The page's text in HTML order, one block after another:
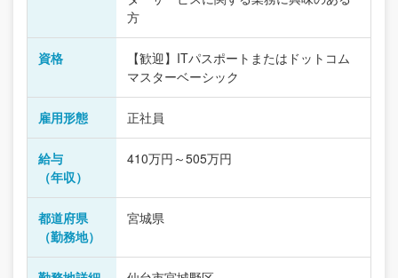
方
資格
【歓迎】ITパスポートまたはドットコム
マスターベーシック
雇用形態 正社員
給与
（年収）
410万円～505万円
都道府県
（勤務地）
宮城県